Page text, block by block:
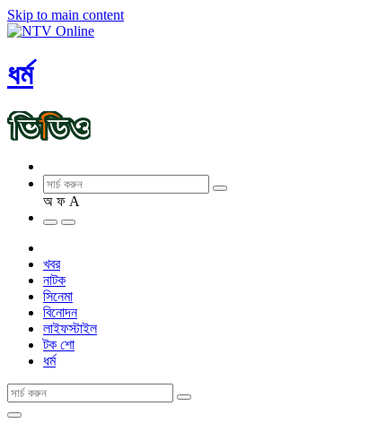
Skip to main content
ধর্ম
অ ফ A
খবর
নাটক
সিনেমা
বিনোদন
লাইফস্টাইল
টক শো
ধর্ম